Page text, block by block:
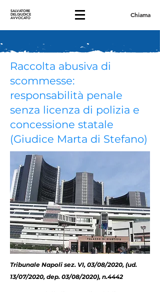
SALVATORE
DELGIUDICE
AVVOCATO Chiama
Raccolta abusiva di
scommesse:
responsabilità penale
senza licenza di polizia e
concessione statale
(Giudice Marta di Stefano)
Tribunale Napoli sez. VI, 03/08/2020, (ud.
13/07/2020, dep. 03/08/2020), n.4442